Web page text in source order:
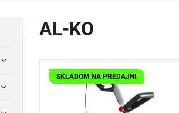
AL-KO
SKLADOM NA PREDAJNI